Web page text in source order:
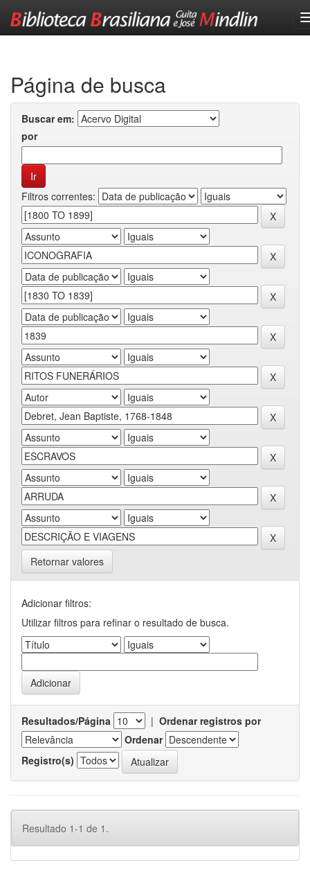
Página de busca
Buscar em:
por
Filtros correntes:
Retornar valores
Adicionar filtros:
Utilizar filtros para refinar o resultado de busca.
Resultados/Página | Ordenar registros por
Ordenar
Registro(s)
Resultado 1-1 de 1.